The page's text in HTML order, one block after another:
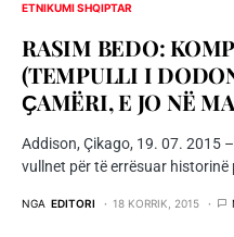
ETNIKUMI SHQIPTAR
RASIM BEDO:
(TEMPULLI I
ҪAMËRI, E JO NË
Addison, Çikago, 19. 07. 2015
vullnet pёr të errёsuar historinë
NGA EDITORI 18 KORRIK, 2015